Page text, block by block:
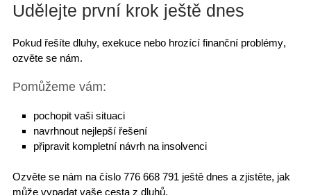
Udělejte první krok ještě dnes
Pokud řešíte dluhy, exekuce nebo hrozícífinanční problémy,
ozvěte se nám.
Pomůžeme vám:
pochopit vaši situaci
navrhnout nejlepší řešení
připravit kompletní návrh na insolvenci
Ozvěte se nám na číslo 776 668 791 ještě dnes a zjistěte, jak
může vypadat vaše cesta z dluhů.